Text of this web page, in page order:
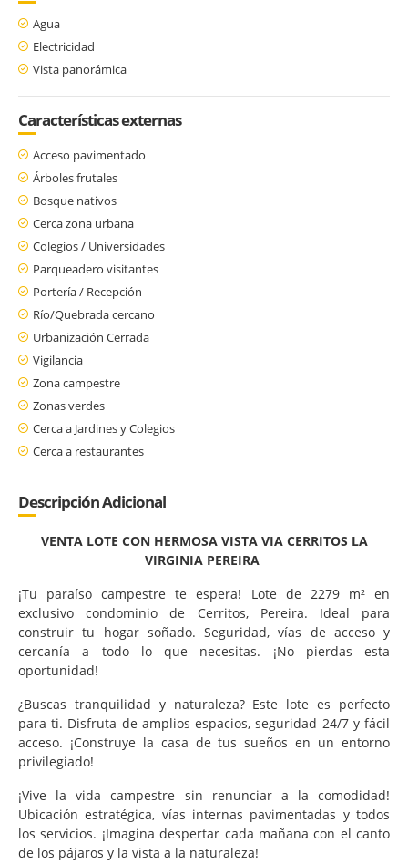
Agua
Electricidad
Vista panorámica
Características externas
Acceso pavimentado
Árboles frutales
Bosque nativos
Cerca zona urbana
Colegios / Universidades
Parqueadero visitantes
Portería / Recepción
Río/Quebrada cercano
Urbanización Cerrada
Vigilancia
Zona campestre
Zonas verdes
Cerca a Jardines y Colegios
Cerca a restaurantes
Descripción Adicional
VENTA LOTE CON HERMOSA VISTA VIA CERRITOS LA
VIRGINIA PEREIRA
¡Tu paraíso campestre te espera! Lote de 2279 m² en
exclusivo condominio de Cerritos, Pereira. Ideal para
construir tu hogar soñado. Seguridad, vías de acceso y
cercanía a todo lo que necesitas. ¡No pierdas esta
oportunidad!
¿Buscas tranquilidad y naturaleza? Este lote es perfecto
para ti. Disfruta de amplios espacios, seguridad 24/7 y fácil
acceso. ¡Construye la casa de tus sueños en un entorno
privilegiado!
¡Vive la vida campestre sin renunciar a la comodidad!
Ubicación estratégica, vías internas pavimentadas y todos
los servicios. ¡Imagina despertar cada mañana con el canto
de los pájaros y la vista a la naturaleza!